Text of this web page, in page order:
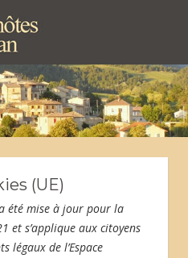
d'hôtes
St
Roman
(UE)
été mise à jour pour la
et s’applique aux citoyens
légaux de l’Espace